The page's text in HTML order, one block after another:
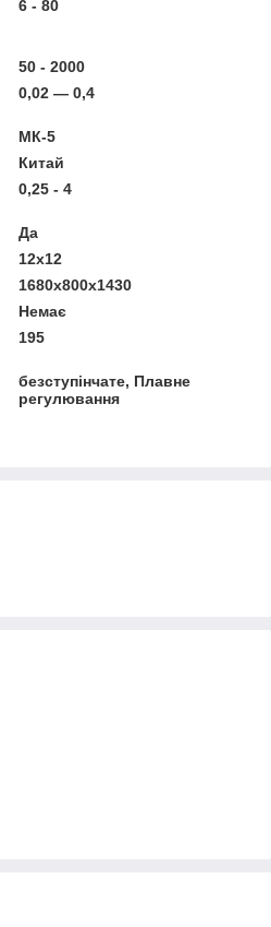
6 - 80
50 - 2000
0,02 — 0,4
МК-5
Китай
0,25 - 4
Да
12х12
1680x800x1430
Немає
195
безступінчате, Плавне
регулювання